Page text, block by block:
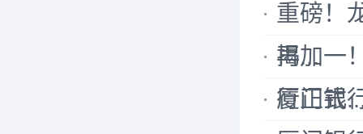
重磅！
揭...
再加一
行正式
厦门银